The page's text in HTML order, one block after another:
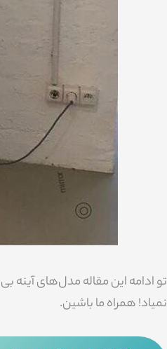
تو ادامه این مقاله مدل‌های
نمیاد! همراه ما باشین.